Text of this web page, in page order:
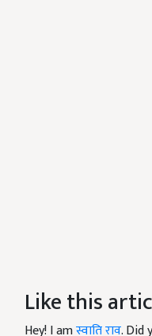
Like this
Hey! I amस्वाति राव. Did